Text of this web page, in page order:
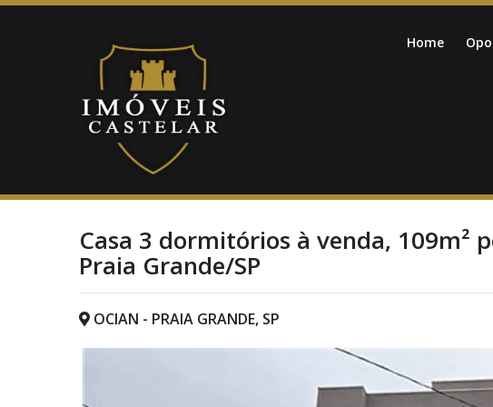
Home
Casa 3 dormitórios à venda, 109m²
Praia Grande/SP
OCIAN - PRAIA GRANDE, SP